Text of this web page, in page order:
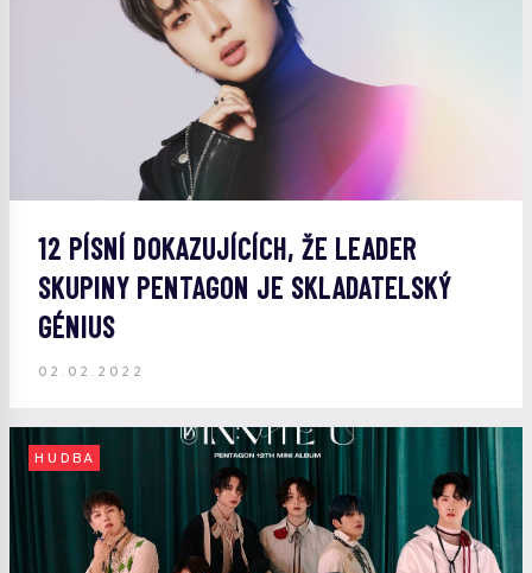
12 PÍSNÍ DOKAZUJÍCÍCH, ŽE LEADER
SKUPINY PENTAGON JE SKLADATELSKÝ
GÉNIUS
02.02.2022
HUDBA